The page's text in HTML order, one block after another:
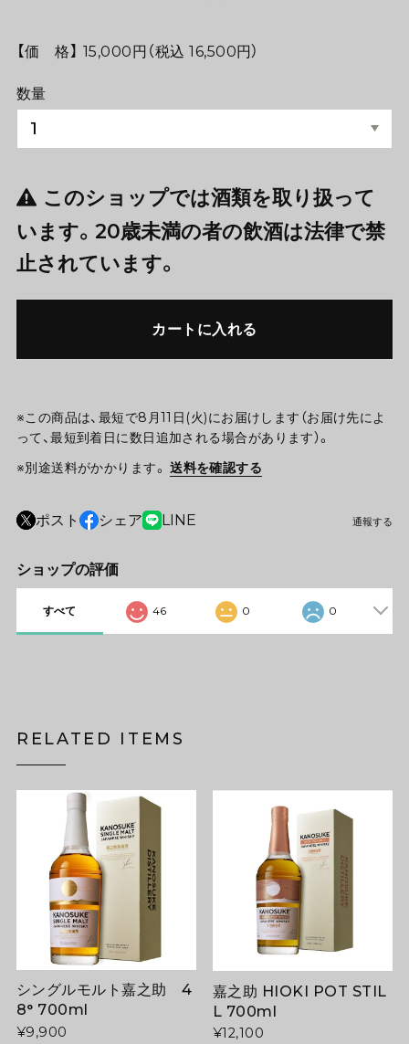
【価 格】 15,000円（税込 16,500円）
数量
このショップでは酒類を取り扱って
います。20歳未満の者の飲酒は法律で禁
止されています。
カートに入れる
※この商品は、最短で8月11日(火)にお届けします（お届け先によ
って、最短到着日に数日追加される場合があります）。
※別途送料がかかります。 送料を確認する
ポスト シェア LINE 通報する
ショップの評価
すべて 46 0 0
RELATED ITEMS
シングルモルト嘉之助 4
8° 700ml
¥9,900
嘉之助 HIOKI POT STIL
L 700ml
¥12,100